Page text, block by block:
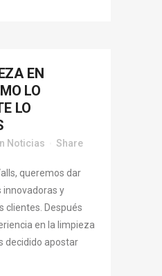
EN
LO
LO
Noticias Share
queremos dar
innovadoras y
clientes. Después
en la limpieza
decidido apostar